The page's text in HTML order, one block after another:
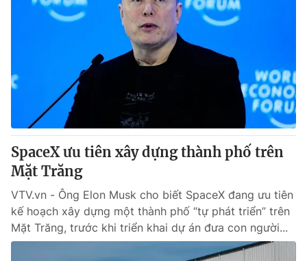
SpaceX ưu tiên xây dựng thành phố trên
Mặt Trăng
VTV.vn - Ông Elon Musk cho biết SpaceX đang ưu tiên
kế hoạch xây dựng một thành phố “tự phát triển” trên
Mặt Trăng, trước khi triển khai dự án đưa con người...